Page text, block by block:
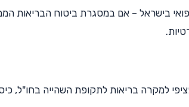
בישראל – אם במסגרת ביטוח הבריאות
למקרה בריאות לתקופת השהייה בחו"ל,